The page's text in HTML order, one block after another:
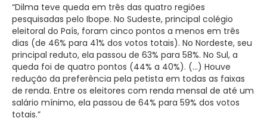
“Dilma teve queda em três das quatro regiões
pesquisadas pelo Ibope. No Sudeste, principal colégio
eleitoral do País, foram cinco pontos a menos em três
dias (de 46% para 41% dos votos totais). No Nordeste, seu
principal reduto, ela passou de 63% para 58%. No Sul, a
queda foi de quatro pontos (44% a 40%). (…) Houve
redução da preferência pela petista em todas as faixas
de renda. Entre os eleitores com renda mensal de até um
salário mínimo, ela passou de 64% para 59% dos votos
totais.”